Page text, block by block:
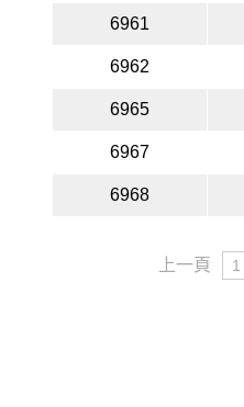
6961
6962
6965
6967
6968
上一頁 1